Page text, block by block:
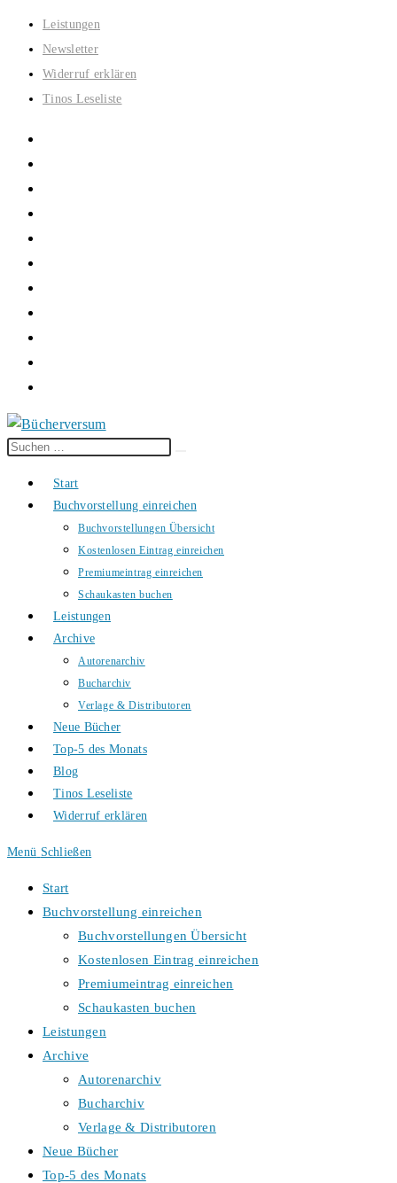
Zum
Inhalt
springen
Leistungen
Newsletter
Widerruf erklären
Tinos Leseliste
Diese
durchsuchen
Start
Buchvorstellung einreichen
Buchvorstellungen Übersicht
Kostenlosen Eintrag einreichen
Premiumeintrag einreichen
Schaukasten buchen
Leistungen
Archive
Autorenarchiv
Bucharchiv
Verlage & Distributoren
Neue Bücher
Top-5 des Monats
Blog
Tinos Leseliste
Widerruf erklären
Menü Schließen
Start
Buchvorstellung einreichen
Buchvorstellungen Übersicht
Kostenlosen Eintrag einreichen
Premiumeintrag einreichen
Schaukasten buchen
Leistungen
Archive
Autorenarchiv
Bucharchiv
Verlage & Distributoren
Neue Bücher
Top-5 des Monats